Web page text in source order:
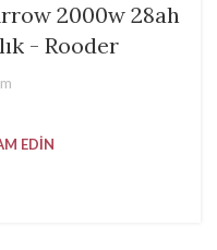
2000w 28ah
- Rooder
EDIN